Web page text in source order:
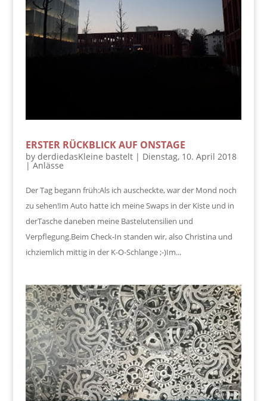
ERSTER RÜCKBLICK AUF ONSTAGE
by derdiedasKleine bastelt| Dienstag, 10. April 2018
|Anlässe
Der Tag begann früh:Als ich auscheckte, war der Mond noch
zu sehen!Im Auto hatte ich meine Swaps in der Kiste und in
derTasche daneben meine Bastelutensilien und
Verpflegung.Beim Check-In standen wir, also Christina und
ichziemlich mittig in der K-O-Schlange ;-)Im...